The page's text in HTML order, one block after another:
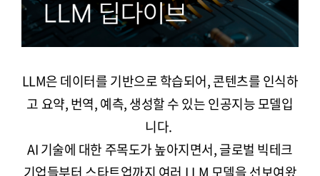
LLM은 데이터를 기반으로 학습되어, 콘텐츠를 인식하
고 요약, 번역, 예측, 생성할 수 있는 인공지능 모델입
니다.
AI 기술에 대한 주목도가 높아지면서, 글로벌 빅테크
기업들부터 스타트업까지 여러 LLM 모델을 선보여왔